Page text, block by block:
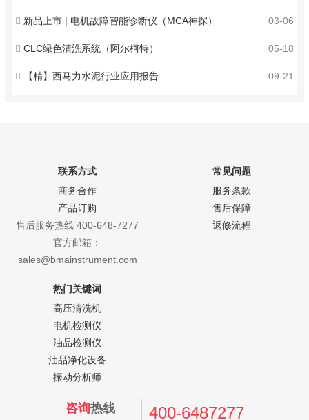
03-06
新品上市 | 电机故障智能诊断仪（MCA神探）
05-18
CLC绿色清洗系统（阿尔柯特）
09-21
【精】西马力水泥行业应用报告
联系方式
商务合作
产品订购
售后服务热线 400-648-7277
官方邮箱：
sales@bmainstrument.com
常见问题
服务条款
售后保障
返修流程
热门关键词
高压清洗机
电机检测仪
油品检测仪
油品净化设备
振动分析师
咨询热线 400-6487277